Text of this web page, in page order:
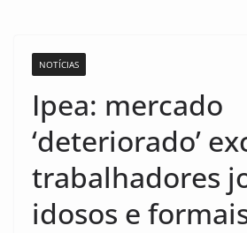
NOTÍCIAS
Ipea: mercado
‘deteriorado’
trabalhadores
idosos e